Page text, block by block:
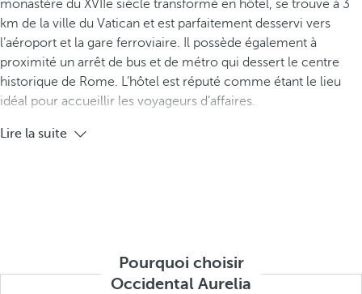
monastère du XVIIe siècle transformé en hôtel, se trouve à 3
km de la ville du Vatican et est parfaitement desservi vers
l’aéroport et la gare ferroviaire. Il possède également à
proximité un arrêt de bus et de métro qui dessert le centre
historique de Rome. L’hôtel est réputé comme étant le lieu
idéal pour accueillir les voyageurs d’affaires.
Lire la suite
Pourquoi choisir
Occidental Aurelia